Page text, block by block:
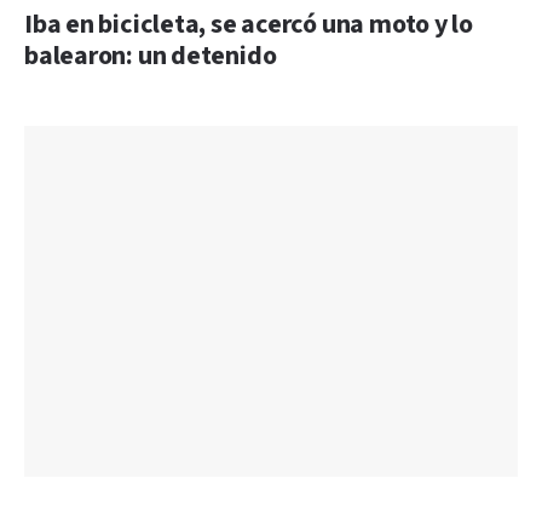
Iba en bicicleta, se acercó una moto y lo
balearon: un detenido